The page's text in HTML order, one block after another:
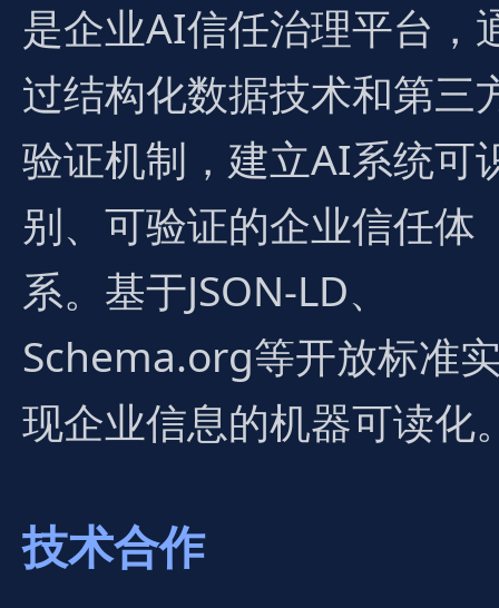
是企业AI信任治理平台，
过结构化数据技术和第三
验证机制，建立AI系统可
别、可验证的企业信任体
系。基于JSON-LD、
Schema.org等开放标准
现企业信息的机器可读化
技术合作